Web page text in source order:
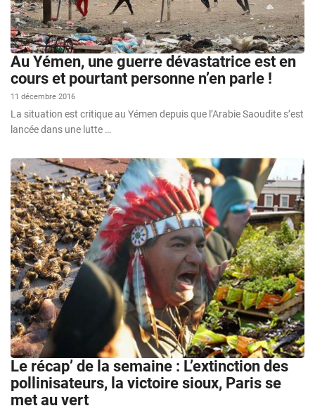
Au Yémen, une guerre dévastatrice est en
cours et pourtant personne n’en parle !
11 décembre 2016
La situation est critique au Yémen depuis que l’Arabie Saoudite s’est
lancée dans une lutte …
Le récap’ de la semaine : L’extinction des
pollinisateurs, la victoire sioux, Paris se
met au vert